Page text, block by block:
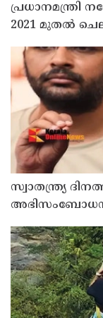
പ്രധാനമന്ത്രി
2021 മുതല്‍
സ്വാതന്ത്ര്യ
അഭിജീത്